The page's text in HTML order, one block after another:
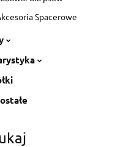
Spacerowe